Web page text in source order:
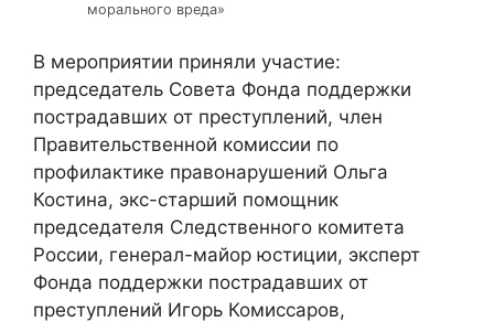
морального вреда»
В мероприятии приняли участие:
председатель Совета Фонда поддержки
пострадавших от преступлений, член
Правительственной комиссии по
профилактике правонарушений Ольга
Костина, экс-старший помощник
председателя Следственного комитета
России, генерал-майор юстиции, эксперт
Фонда поддержки пострадавших от
преступлений Игорь Комиссаров,